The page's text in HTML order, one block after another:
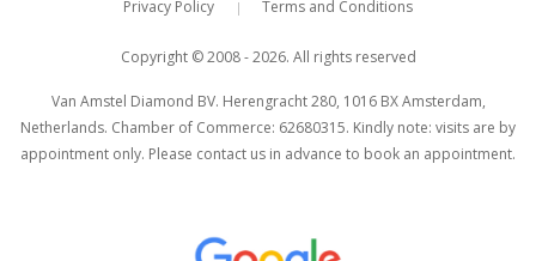
Van Amstel
Museumkwartier
Van Amstel Negen
Straatjes
Privacy Policy | Terms and Conditions
Copyright © 2008 - 2026. All rights reserved
Van Amstel Diamond BV. Herengracht 280, 1016 BX Amsterdam,
Netherlands. Chamber of Commerce: 62680315. Kindly note: visits are by
appointment only. Please contact us in advance to book an appointment.